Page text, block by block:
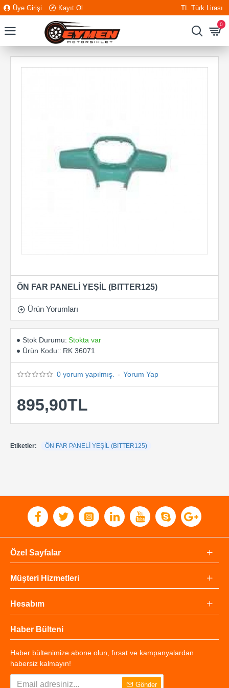
Üye Girişi Kayıt Ol TL Türk Lirası
0
ÖN FAR PANELİ YEŞİL (BITTER125)
Ürün Yorumları
Stok Durumu: Stokta var
Ürün Kodu:: RK 36071
0 yorum yapılmış. - Yorum Yap
895,90TL
Etiketler: ÖN FAR PANELİ YEŞİL (BITTER125)
Özel Sayfalar
Müşteri Hizmetleri
Hesabım
Haber Bülteni
Haber bültenimize abone olun, fırsat ve kampanyalardan
habersiz kalmayın!
Gönder